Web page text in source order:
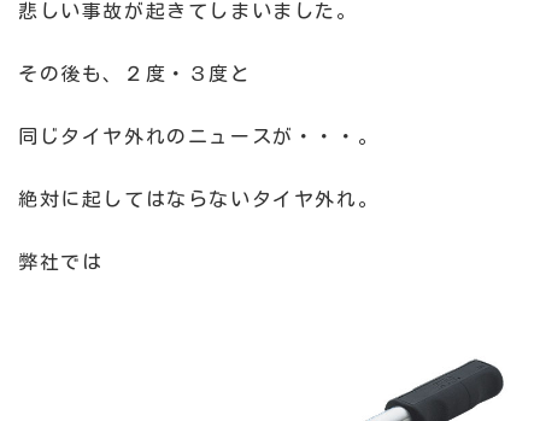
悲しい事故が起きてしまいました。
その後も、２度・３度と
同じタイヤ外れのニュースが・・・。
絶対に起してはならないタイヤ外れ。
弊社では